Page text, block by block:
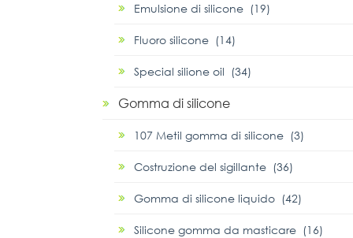
Emulsione di silicone (19)
Fluoro silicone (14)
Special silione oil (34)
Gomma di silicone
107 Metil gomma di silicone (3)
Costruzione del sigillante (36)
Gomma di silicone liquido (42)
Silicone gomma da masticare (16)